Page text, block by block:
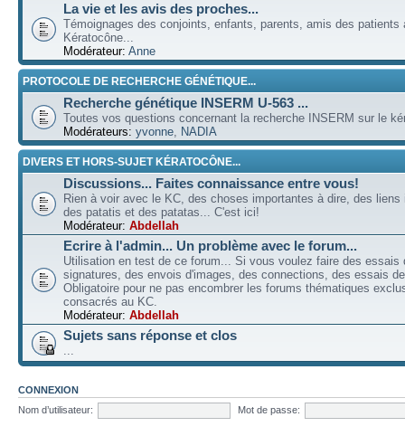
La vie et les avis des proches...
Témoignages des conjoints, enfants, parents, amis des patients
Kératocône...
Modérateur: Anne
PROTOCOLE DE RECHERCHE GÉNÉTIQUE...
Recherche génétique INSERM U-563 ...
Toutes vos questions concernant la recherche INSERM sur le
Modérateurs: yvonne, NADIA
DIVERS ET HORS-SUJET KÉRATOCÔNE...
Discussions... Faites connaissance entre vous!
Rien à voir avec le KC, des choses importantes à dire, des liens
des patatis et des patatas... C'est ici!
Modérateur: Abdellah
Ecrire à l'admin... Un problème avec le forum...
Utilisation en test de ce forum... Si vous voulez faire des essais
signatures, des envois d'images, des connections, des essais
Obligatoire pour ne pas encombrer les forums thématiques
consacrés au KC.
Modérateur: Abdellah
Sujets sans réponse et clos
...
CONNEXION
Nom d’utilisateur:
Mot de passe: